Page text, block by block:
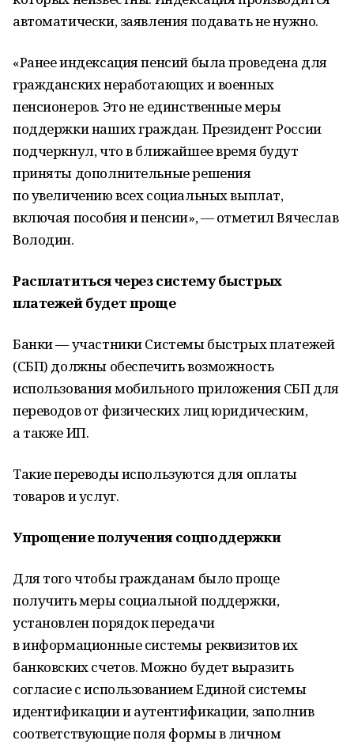
автоматически, заявления подавать не нужно.
«Ранее индексация пенсий была проведена для
гражданских неработающих и военных
пенсионеров. Это не единственные меры
поддержки наших граждан. Президент России
подчеркнул, что в ближайшее время будут
приняты дополнительные решения
по увеличению всех социальных выплат,
включая пособия и пенсии», — отметил Вячеслав
Володин.
Расплатиться через систему быстрых
платежей будет проще
Банки — участники Системы быстрых платежей
(СБП) должны обеспечить возможность
использования мобильного приложения СБП для
переводов от физических лиц юридическим,
а также ИП.
Такие переводы используются для оплаты
товаров и услуг.
Упрощение получения соцподдержки
Для того чтобы гражданам было проще
получить меры социальной поддержки,
установлен порядок передачи
в информационные системы реквизитов их
банковских счетов. Можно будет выразить
согласие с использованием Единой системы
идентификации и аутентификации, заполнив
соответствующие поля формы в личном